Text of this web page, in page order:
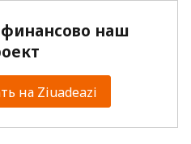
наш
на Ziuadeazi